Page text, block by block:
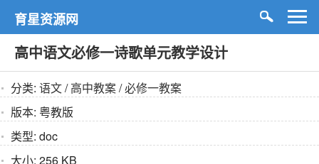
育星资源网
高中语文必修一诗歌单元教学设计
分类: 语文/高中教案/必修一教案
版本: 粤教版
类型: doc
大小: 256 KB